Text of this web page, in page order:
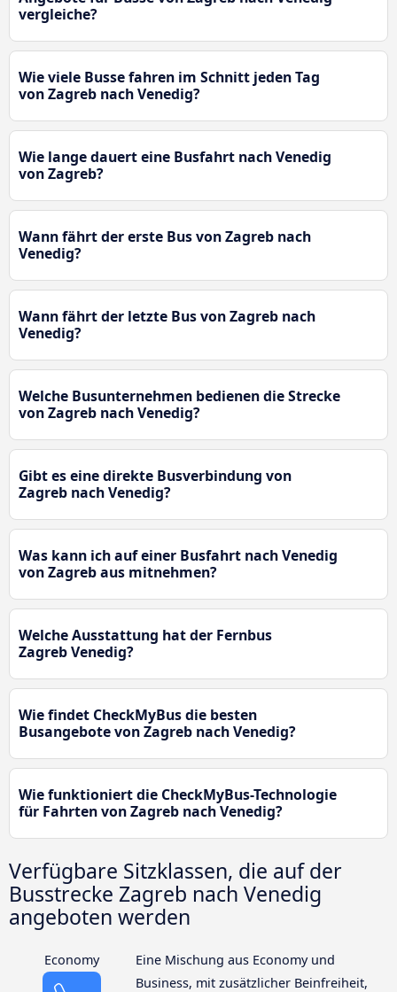
vergleiche?
Wie viele Busse fahren im Schnitt jeden Tag
von Zagreb nach Venedig?
Wie lange dauert eine Busfahrt nach Venedig
von Zagreb?
Wann fährt der erste Bus von Zagreb nach
Venedig?
Wann fährt der letzte Bus von Zagreb nach
Venedig?
Welche Busunternehmen bedienen die Strecke
von Zagreb nach Venedig?
Gibt es eine direkte Busverbindung von
Zagreb nach Venedig?
Was kann ich auf einer Busfahrt nach Venedig
von Zagreb aus mitnehmen?
Welche Ausstattung hat der Fernbus
Zagreb Venedig?
Wie findet CheckMyBus die besten
Busangebote von Zagreb nach Venedig?
Wie funktioniert die CheckMyBus-Technologie
für Fahrten von Zagreb nach Venedig?
Verfügbare Sitzklassen, die auf der
Busstrecke Zagreb nach Venedig
angeboten werden
Economy
Eine Mischung aus Economy und
Business, mit zusätzlicher Beinfreiheit,